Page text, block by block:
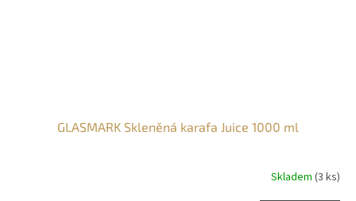
GLASMARK Skleněná karafa Juice 1000 ml
Skladem (3 ks)